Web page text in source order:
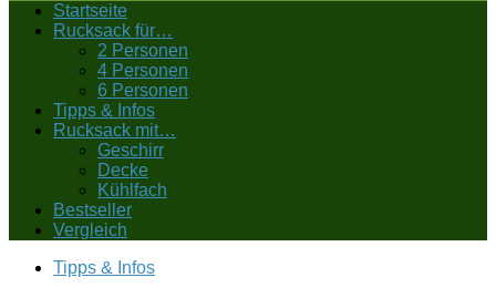
Startseite
Rucksack für…
2 Personen
4 Personen
6 Personen
Tipps & Infos
Rucksack mit…
Geschirr
Decke
Kühlfach
Bestseller
Vergleich
Tipps & Infos